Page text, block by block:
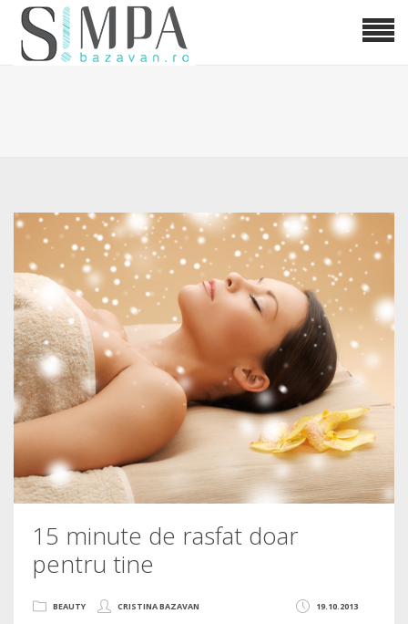
15 minute de rasfat doar
pentru tine
19.10.2013
BEAUTY CRISTINA BAZAVAN